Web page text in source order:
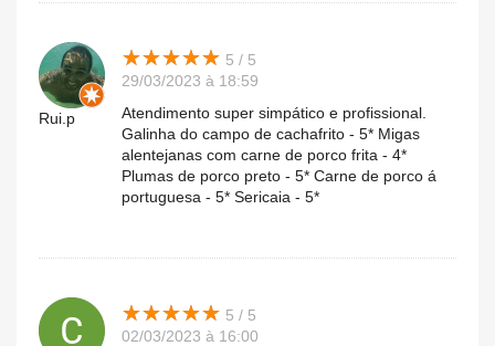
Rui.p
★★★★★
★★★★★ 5 / 5
29/03/2023 à 18:59
Atendimento super simpático e profissional.
Galinha do campo de cachafrito - 5* Migas
alentejanas com carne de porco frita - 4*
Plumas de porco preto - 5* Carne de porco á
portuguesa - 5* Sericaia - 5*
★★★★★
★★★★★ 5 / 5
02/03/2023 à 16:00